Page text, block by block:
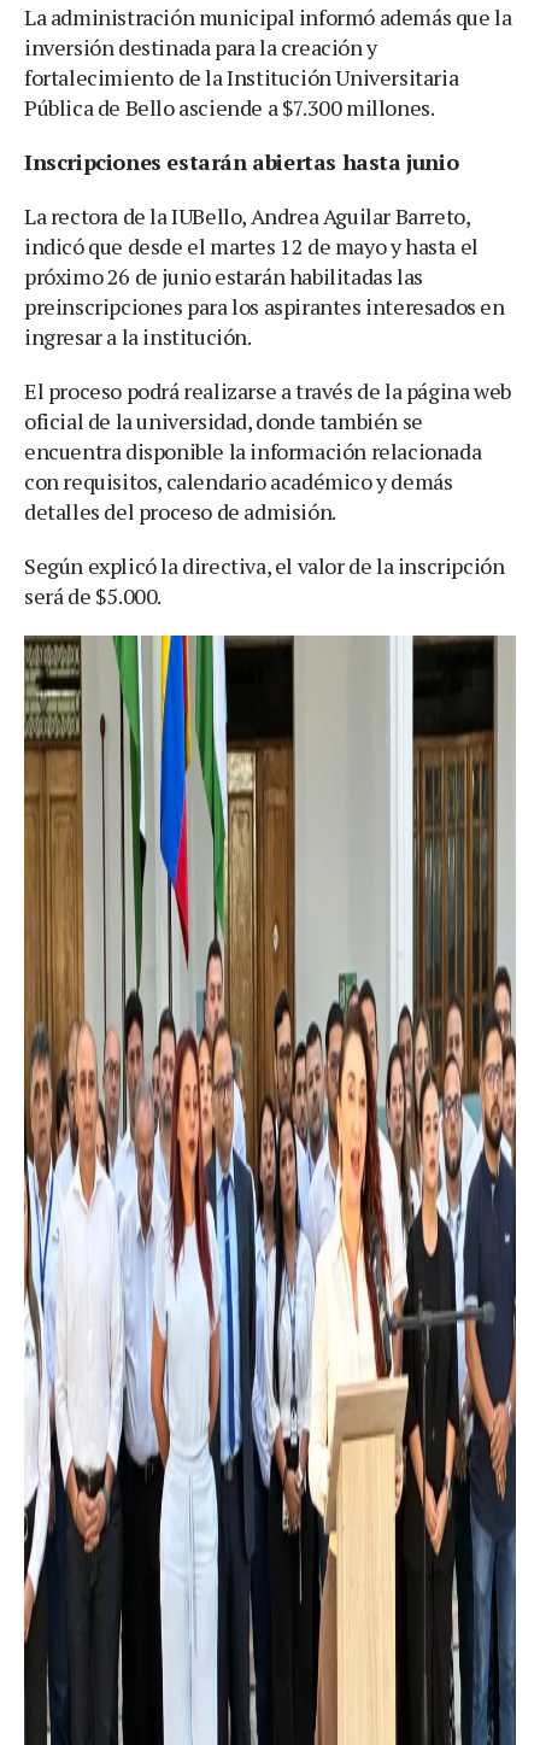
La administración municipal informó además que la
inversión destinada para la creación y
fortalecimiento de la Institución Universitaria
Pública de Bello asciende a $7.300 millones.
Inscripciones estarán abiertas hasta junio
La rectora de la IUBello, Andrea Aguilar Barreto,
indicó que desde el martes 12 de mayo y hasta el
próximo 26 de junio estarán habilitadas las
preinscripciones para los aspirantes interesados en
ingresar a la institución.
El proceso podrá realizarse a través de la página web
oficial de la universidad, donde también se
encuentra disponible la información relacionada
con requisitos, calendario académico y demás
detalles del proceso de admisión.
Según explicó la directiva, el valor de la inscripción
será de $5.000.